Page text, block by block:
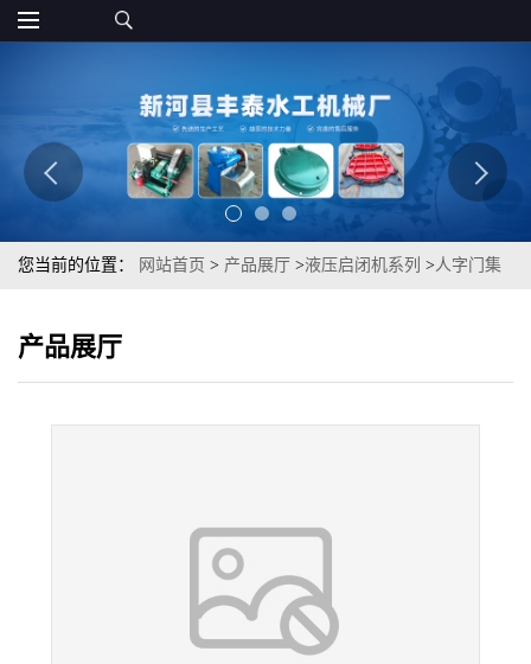
您当前的位置： 网站首页 > 产品展厅 >液压启闭机系列 >人字门集
产品展厅